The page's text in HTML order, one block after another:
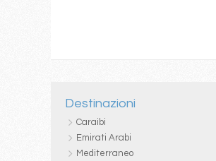
Destinazioni
Caraibi
Emirati Arabi
Mediterraneo